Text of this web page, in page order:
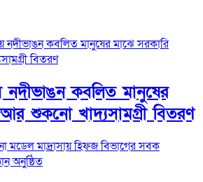
নদীভাঙন কবলিত মানুষের
শুকনো খাদ্যসামগ্রী বিতরণ